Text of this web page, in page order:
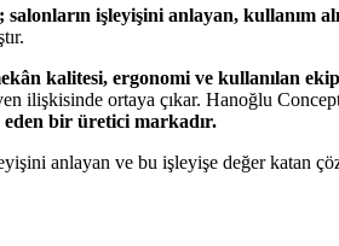
işleyişini anlayan, kullanım
kalitesi, ergonomi ve kullanılan
ilişkisinde ortaya çıkar. Hanoğlu
bir üretici markadır.
anlayan ve bu işleyişe değer katan